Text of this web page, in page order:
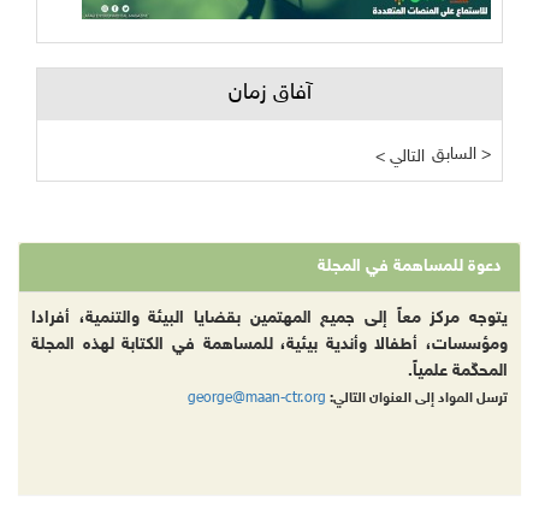
آفاق زمان
< التالي السابق >
دعوة للمساهمة في المجلة
يتوجه مركز معاً إلى جميع المهتمين بقضايا البيئة والتنمية، أفرادا
ومؤسسات، أطفالا وأندية بيئية، للمساهمة في الكتابة لهذه المجلة
المحكّمة علمياً.
ترسل المواد إلى العنوان التالي: george@maan-ctr.org